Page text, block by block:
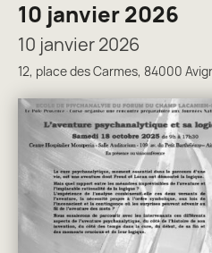
10 janvier 2026
10 janvier 2026
12, place des Carmes, 84000